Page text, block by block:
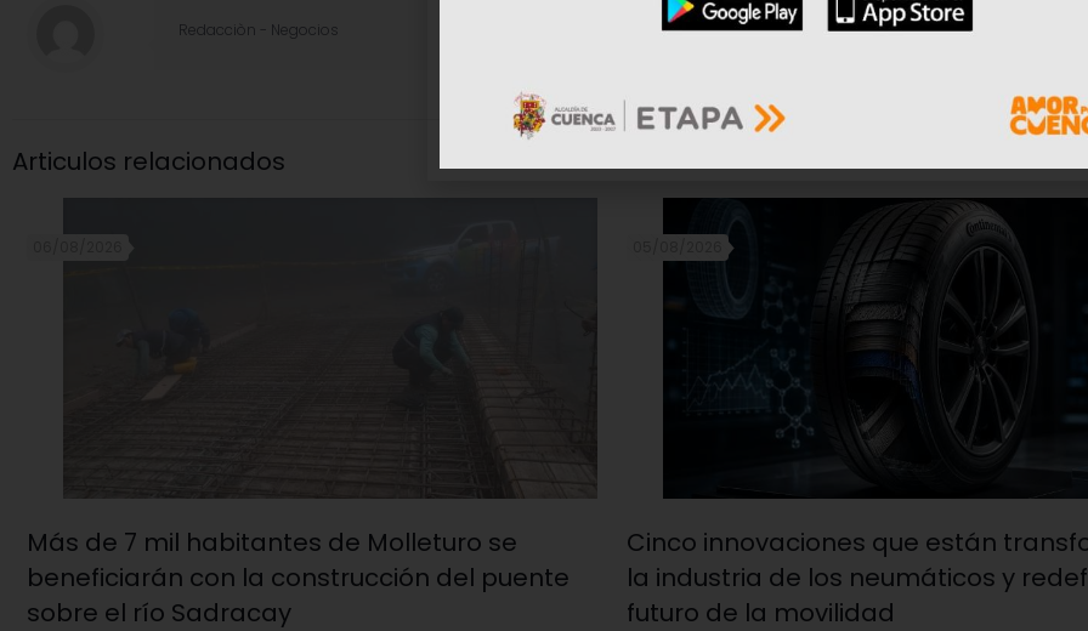
Redacciòn - Negocios
Articulos relacionados
Más de 7 mil habitantes de Molleturo se
beneficiarán con la construcción del puente
sobre el río Sadracay
Cinco innovaciones que están
la industria de los neumáticos y
futuro de la movilidad